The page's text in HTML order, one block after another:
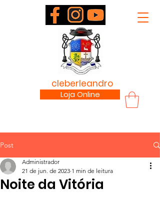
cleberleandro
Loja Online
Post
Noite da Vitória
Administrador
21 de jun. de 2023 1 min de leitura